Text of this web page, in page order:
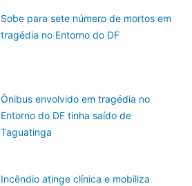
Sobe para sete número de mortos em
tragédia no Entorno do DF
Ônibus envolvido em tragédia no
Entorno do DF tinha saído de
Taguatinga
Incêndio atinge clínica e mobiliza